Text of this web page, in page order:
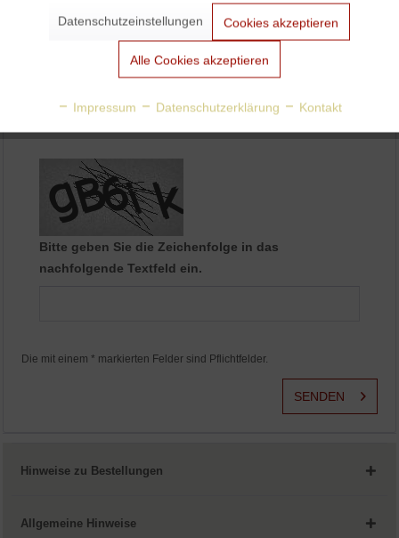
Bitte geben Sie die Zeichenfolge in das
nachfolgende Textfeld ein.
Die mit einem * markierten Felder sind Pflichtfelder.
SENDEN
Hinweise zu Bestellungen
Allgemeine Hinweise
Aktiv
Personalisierung
Datenschutzeinstellungen Cookies akzeptieren
Alle Cookies akzeptieren
Impressum Datenschutzerklärung Kontakt